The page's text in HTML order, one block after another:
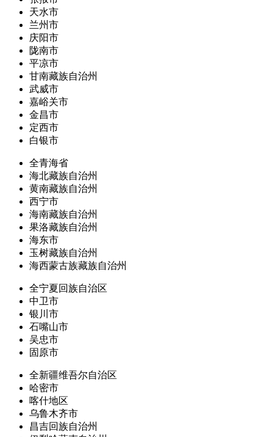
天水市
兰州市
庆阳市
陇南市
平凉市
甘南藏族自治州
武威市
嘉峪关市
金昌市
定西市
白银市
全青海省
海北藏族自治州
黄南藏族自治州
西宁市
海南藏族自治州
果洛藏族自治州
海东市
玉树藏族自治州
海西蒙古族藏族自治州
全宁夏回族自治区
中卫市
银川市
石嘴山市
吴忠市
固原市
全新疆维吾尔自治区
哈密市
喀什地区
乌鲁木齐市
昌吉回族自治州